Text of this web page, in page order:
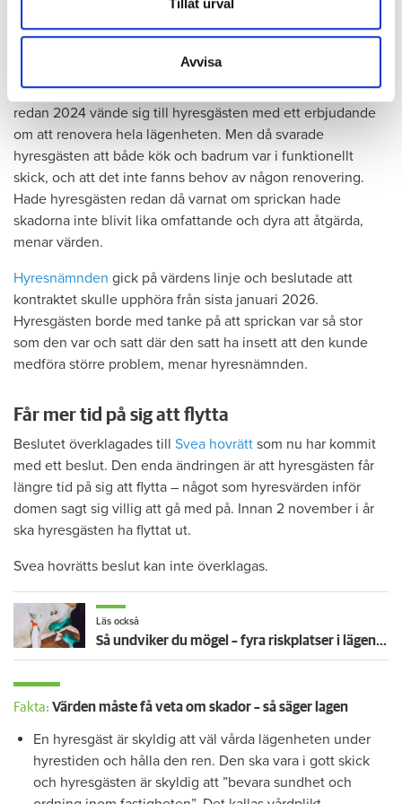
samlat in när du har använt deras tjänster.
Avvisa
Tyckte inte renovering var nödvändig
Värden har en annan uppfattning, och påpekar att företaget
redan 2024 vände sig till hyresgästen med ett erbjudande
om att renovera hela lägenheten. Men då svarade
hyresgästen att både kök och badrum var i funktionellt
skick, och att det inte fanns behov av någon renovering.
Hade hyresgästen redan då varnat om sprickan hade
skadorna inte blivit lika omfattande och dyra att åtgärda,
menar värden.
Hyresnämnden gick på värdens linje och beslutade att
kontraktet skulle upphöra från sista januari 2026.
Hyresgästen borde med tanke på att sprickan var så stor
som den var och satt där den satt ha insett att den kunde
medföra större problem, menar hyresnämnden.
Får mer tid på sig att flytta
Beslutet överklagades till Svea hovrätt som nu har kommit
med ett beslut. Den enda ändringen är att hyresgästen får
längre tid på sig att flytta – något som hyresvärden inför
domen sagt sig villig att gå med på. Innan 2 november i år
ska hyresgästen ha flyttat ut.
Svea hovrätts beslut kan inte överklagas.
Läs också
Så undviker du mögel – fyra riskplatser i lägenheten: ”Måste städa bort”
Fakta: Värden måste få veta om skador – så säger lagen
En hyresgäst är skyldig att väl vårda lägenheten under
hyrestiden och hålla den ren. Den ska vara i gott skick
och hyresgästen är skyldig att ”bevara sundhet och